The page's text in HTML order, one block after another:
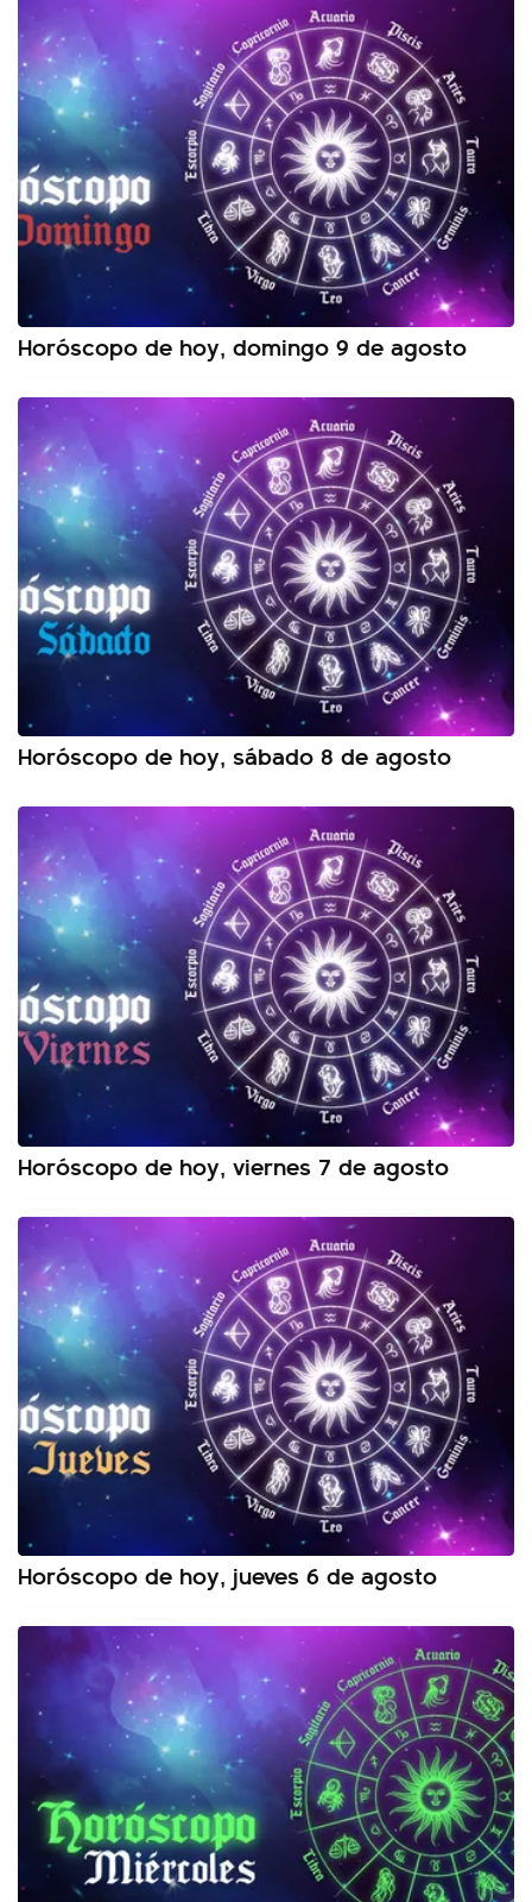
Horóscopo de hoy, domingo 9 de agosto
Horóscopo de hoy, sábado 8 de agosto
Horóscopo de hoy, viernes 7 de agosto
Horóscopo de hoy, jueves 6 de agosto